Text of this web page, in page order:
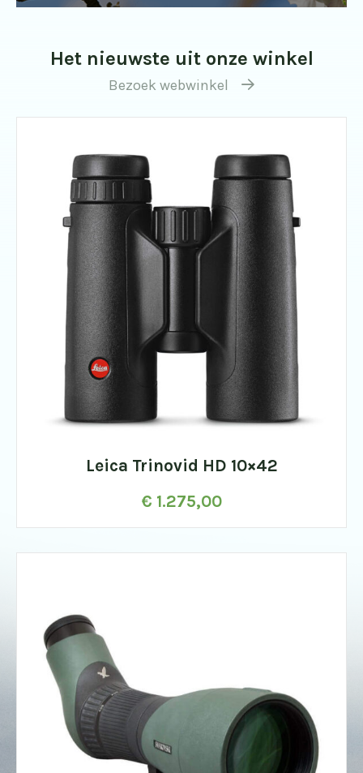
Het nieuwste uit onze winkel
Bezoek webwinkel
Leica Trinovid HD 10×42
€ 1.275,00